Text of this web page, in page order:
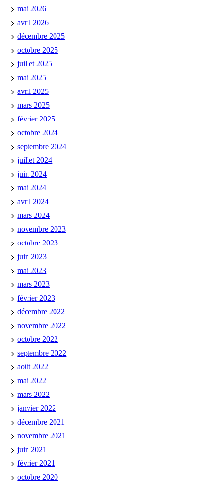
mai 2026
avril 2026
décembre 2025
octobre 2025
juillet 2025
mai 2025
avril 2025
mars 2025
février 2025
octobre 2024
septembre 2024
juillet 2024
juin 2024
mai 2024
avril 2024
mars 2024
novembre 2023
octobre 2023
juin 2023
mai 2023
mars 2023
février 2023
décembre 2022
novembre 2022
octobre 2022
septembre 2022
août 2022
mai 2022
mars 2022
janvier 2022
décembre 2021
novembre 2021
juin 2021
février 2021
octobre 2020